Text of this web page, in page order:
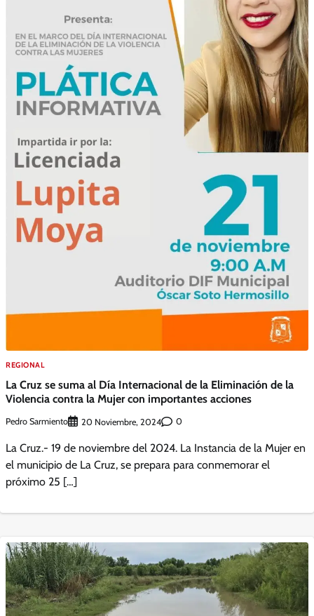
REGIONAL
La Cruz se suma al Día Internacional de la Eliminación de la
Violencia contra la Mujer con importantes acciones
Pedro Sarmiento 20 Noviembre, 2024 0
La Cruz.- 19 de noviembre del 2024. La Instancia de la Mujer en
el municipio de La Cruz, se prepara para conmemorar el
próximo 25 […]